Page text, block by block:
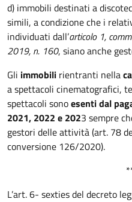
d) immobili destinati a
simili, a condizione che i
individuati dall’articolo 1,
2019, n. 160, siano anche
Gli immobili rientranti nella
a spettacoli cinematografici,
spettacoli sonoesenti dal
2021, 2022 e 2023 sempre
gestori delle attività (art. 78
conversione 126/2020).
L’art. 6- sexties del decreto